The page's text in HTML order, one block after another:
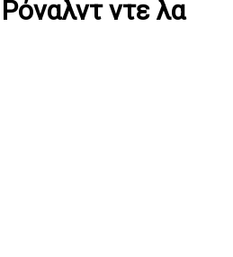
ντε λα